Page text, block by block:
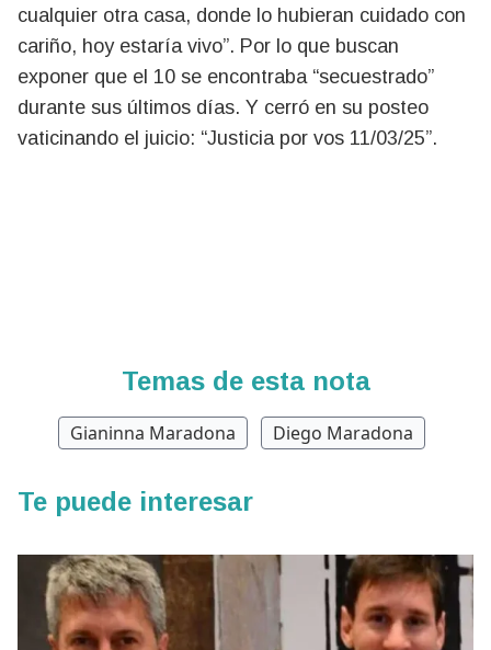
cualquier otra casa, donde lo hubieran cuidado con
cariño, hoy estaría vivo”. Por lo que buscan
exponer que el 10 se encontraba “secuestrado”
durante sus últimos días. Y cerró en su posteo
vaticinando el juicio: “Justicia por vos 11/03/25”.
Temas de esta nota
Gianinna Maradona Diego Maradona
Te puede interesar